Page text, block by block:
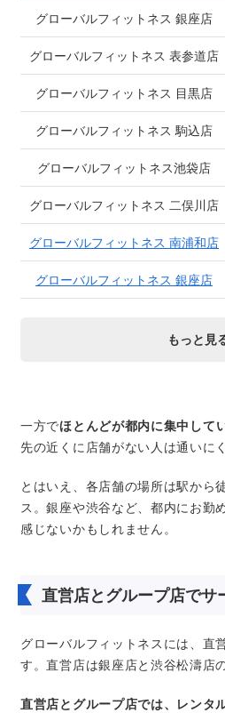
グローバルフィットネス 銀座店
グローバルフィットネス 表参道店
グローバルフィットネス 目黒店
グローバルフィットネス 駒込店
グローバルフィットネス池袋店
グローバルフィットネス 二俣川店
グローバルフィットネス 南浦和店
グローバルフィットネス 銀座店
一方でほとんどが都内に集中して
先の近くに店舗がない人は通いに
とはいえ、各店舗の場所は駅から
ス。銀座や渋谷など、都内にお勤
感じないかもしれません。
直営店とグループ店でサ
グローバルフィットネスには、直
す。直営店は銀座店と渋谷松濤店の
直営店とグループ店では、レンタ